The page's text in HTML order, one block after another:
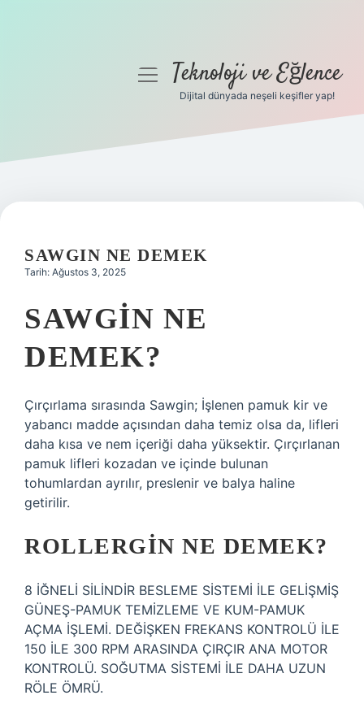
Gizlilik Politikası
Yasal Uyarı
menüyüTeknoloji ve Eğlence
Dijital dünyada neşeli keşifler yap!
SAWGIN NE DEMEK
Tarih: Ağustos 3, 2025
SAWGIN NE
DEMEK?
Çırçırlama sırasında Sawgin; İşlenen pamuk kir ve
yabancı madde açısından daha temiz olsa da, lifleri
daha kısa ve nem içeriği daha yüksektir. Çırçırlanan
pamuk lifleri kozadan ve içinde bulunan
tohumlardan ayrılır, preslenir ve balya haline
getirilir.
ROLLERGIN NE DEMEK?
8 İĞNELİ SİLİNDİR BESLEME SİSTEMİ İLE GELİŞMİŞ
GÜNEŞ-PAMUK TEMİZLEME VE KUM-PAMUK
AÇMA İŞLEMİ. DEĞİŞKEN FREKANS KONTROLÜ İLE
150 İLE 300 RPM ARASINDA ÇIRÇIR ANA MOTOR
KONTROLÜ. SOĞUTMA SİSTEMİ İLE DAHA UZUN
RÖLE ÖMRÜ.